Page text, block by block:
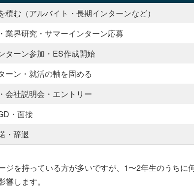
積む（アルバイト・長期インターンなど）
業界研究・サマーインターン応募
ターン参加・ES作成開始
ーン・就活の軸を固める
会社説明会・エントリー
・面接
・辞退
ジを持っている方が多いですが、1〜2年生のうちに
します。